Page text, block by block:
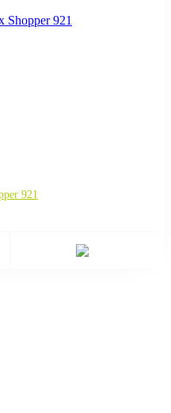
921